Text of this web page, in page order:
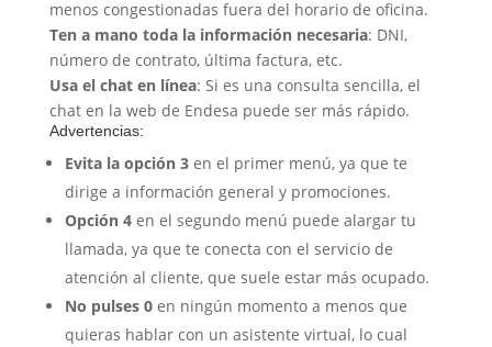
menos congestionadas fuera del horario de oficina.
Ten a mano toda la información necesaria: DNI,
número de contrato, última factura, etc.
Usa el chat en línea: Si es una consulta sencilla, el
chat en la web de Endesa puede ser más rápido.
Advertencias:
Evita la opción 3en el primer menú, ya que te
dirige a información general y promociones.
Opción 4en el segundo menú puede alargar tu
llamada, ya que te conecta con el servicio de
atención al cliente, que suele estar más ocupado.
No pulses 0en ningún momento a menos que
quieras hablar con un asistente virtual, lo cual